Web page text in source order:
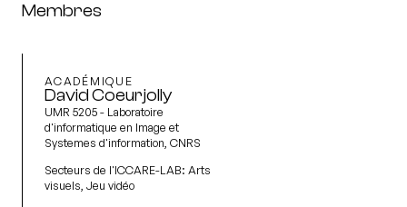
Membres
ACADÉMIQUE
David Coeurjolly
UMR 5205 - Laboratoire
d'informatique en Image et
Systemes d'information, CNRS
Secteurs de l'ICCARE-LAB: Arts
visuels, Jeu vidéo